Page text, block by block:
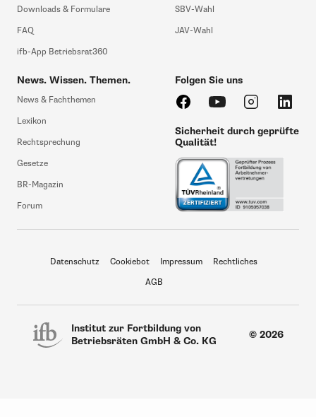
Downloads & Formulare
FAQ
ifb-App Betriebsrat360
SBV-Wahl
JAV-Wahl
News. Wissen. Themen.
News & Fachthemen
Lexikon
Rechtsprechung
Gesetze
BR-Magazin
Forum
Folgen Sie uns
Sicherheit durch geprüfte
Qualität!
Institut zur Fortbildung von
Betriebsräten GmbH & Co. KG
© 2026
Datenschutz Cookiebot Impressum
Rechtliches
AGB